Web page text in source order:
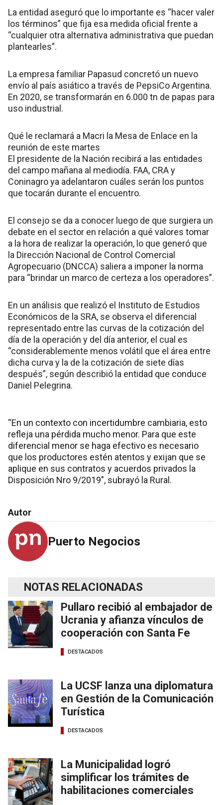
La entidad aseguró que lo importante es “hacer valer
los términos” que fija esa medida oficial frente a
“cualquier otra alternativa administrativa que puedan
plantearles”.
La empresa familiar Papasud concretó un nuevo
envío al país asiático a través de PepsiCo Argentina.
En 2020, se transformarán en 6.000 tn de papas para
uso industrial.
Qué le reclamará a Macri la Mesa de Enlace en la
reunión de este martes
El presidente de la Nación recibirá a las entidades
del campo mañana al mediodía. FAA, CRA y
Coninagro ya adelantaron cuáles serán los puntos
que tocarán durante el encuentro.
El consejo se da a conocer luego de que surgiera un
debate en el sector en relación a qué valores tomar
a la hora de realizar la operación, lo que generó que
la Dirección Nacional de Control Comercial
Agropecuario (DNCCA) saliera a imponer la norma
para “brindar un marco de certeza a los operadores”.
En un análisis que realizó el Instituto de Estudios
Económicos de la SRA, se observa el diferencial
representado entre las curvas de la cotización del
día de la operación y del día anterior, el cual es
“considerablemente menos volátil que el área entre
dicha curva y la de la cotización de siete días
después”, según describió la entidad que conduce
Daniel Pelegrina.
“En un contexto con incertidumbre cambiaria, esto
refleja una pérdida mucho menor. Para que este
diferencial menor se haga efectivo es necesario
que los productores estén atentos y exijan que se
aplique en sus contratos y acuerdos privados la
Disposición Nro 9/2019″, subrayó la Rural.
Autor
Puerto Negocios
NOTAS RELACIONADAS
Pullaro recibió al embajador de
Ucrania y afianza vínculos de
cooperación con Santa Fe
DESTACADOS
La UCSF lanza una diplomatura
en Gestión de la Comunicación
Turística
DESTACADOS
La Municipalidad logró
simplificar los trámites de
habilitaciones comerciales